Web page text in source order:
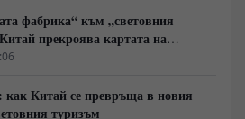
фабрика“ към „световния
прекроява картата на
как Китай се превръща в новия
туризъм